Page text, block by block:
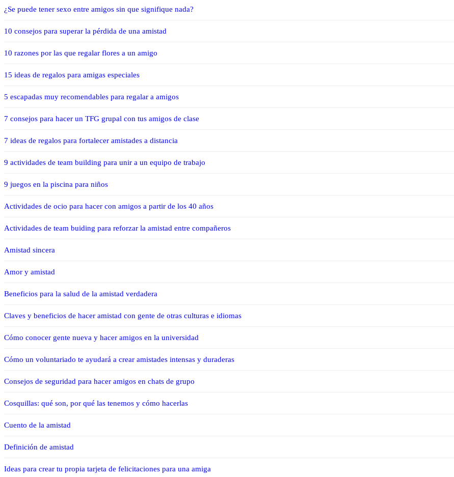
¿Se puede tener sexo entre amigos sin que signifique nada?
10 consejos para superar la pérdida de una amistad
10 razones por las que regalar flores a un amigo
15 ideas de regalos para amigas especiales
5 escapadas muy recomendables para regalar a amigos
7 consejos para hacer un TFG grupal con tus amigos de clase
7 ideas de regalos para fortalecer amistades a distancia
9 actividades de team building para unir a un equipo de trabajo
9 juegos en la piscina para niños
Actividades de ocio para hacer con amigos a partir de los 40 años
Actividades de team buiding para reforzar la amistad entre compañeros
Amistad sincera
Amor y amistad
Beneficios para la salud de la amistad verdadera
Claves y beneficios de hacer amistad con gente de otras culturas e idiomas
Cómo conocer gente nueva y hacer amigos en la universidad
Cómo un voluntariado te ayudará a crear amistades intensas y duraderas
Consejos de seguridad para hacer amigos en chats de grupo
Cosquillas: qué son, por qué las tenemos y cómo hacerlas
Cuento de la amistad
Definición de amistad
Ideas para crear tu propia tarjeta de felicitaciones para una amiga